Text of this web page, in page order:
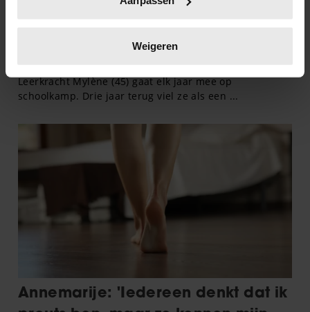
scannen op specifieke eigenschappen (fingerprinting)
verwerkt en stel uw voorkeuren in het
intrekken in de Cookieverklaring.
personaliseren, om functies voor social media te bieden
en om ons websiteverkeer te analyseren. Ook delen we
partners voor social media, adverteren en analyse. Deze
partners kunnen deze gegevens combineren met andere
informatie die u aan ze heeft verstrekt of die ze hebben
verzameld op basis van uw gebruik van hun services. U
gaat akkoord met onze cookies als u onze website blijft
Weigeren